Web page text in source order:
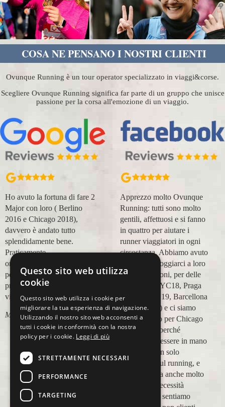
COSA NE PENSANO I NOSTRI CLIENTI
Ovunque Running è un tour operator specializzato in viaggi&corse.
Scegliere Ovunque Running significa far parte di un gruppo che unisce
passione per la corsa all'emozione di un viaggio.
Ho avuto la fortuna di fare 2
Major con loro ( Berlino
2016 e Chicago 2018),
davvero è andato tutto
splendidamente bene.
Praticamente
organizzazione
perfetta,dalla
prenotazione,mesi prima,al
viaggio.
Marco Ceseri
Apprezzo molto Ovunque
Running: tutti sono molto
gentili, affettuosi e si fanno
in quattro per aiutare i
runner viaggiatori in ogni
circostanza. Abbiamo avuto
modo di appoggiarci a loro
in più occasioni, per delle
maratone (NYC18, Praga
19, Valencia 19, Barcellona
21, NYC 22) e ci siamo
affidati a loro per Chicago
23 (ottobre) perché
sappiamo di essere in mano
a persone non solo
competenti sul running, e
sulle città, ma anche molto
attente alle necessità
personali. Ci sentiamo
Questo sito web utilizza
cookie
Questo sito web utilizza i cookie per
migliorare la tua esperienza di navigazione.
Utilizzando il nostro sito web acconsenti a
tutti i cookie in conformità con la nostra
policy per i cookie. Leggi di più
STRETTAMENTE NECESSARI
PERFORMANCE
TARGETING